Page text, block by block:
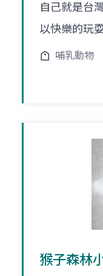
自己就是台
以快樂的玩耍
哺乳動物
猴子森林